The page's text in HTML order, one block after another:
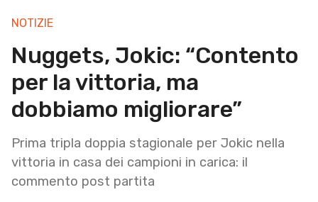
NOTIZIE
Nuggets, Jokic: “Contento
per la vittoria, ma
dobbiamo migliorare”
Prima tripla doppia stagionale per Jokic nella
vittoria in casa dei campioni in carica: il
commento post partita